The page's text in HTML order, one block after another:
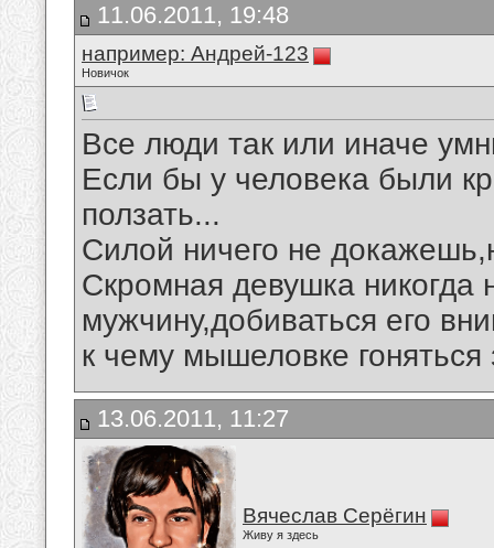
11.06.2011, 19:48
например: Андрей-123
Новичок
Все люди так или иначе
Если бы у человека были
ползать...
Силой ничего не
Скромная девушка никогда
мужчину,добиваться его
к чему мышеловке
13.06.2011, 11:27
Вячеслав Серёгин
Живу я здесь